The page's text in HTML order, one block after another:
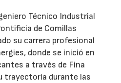
Técnico Industrial
de Comillas
su carrera profesional
donde se inició en
a través de Fina
trayectoria durante las